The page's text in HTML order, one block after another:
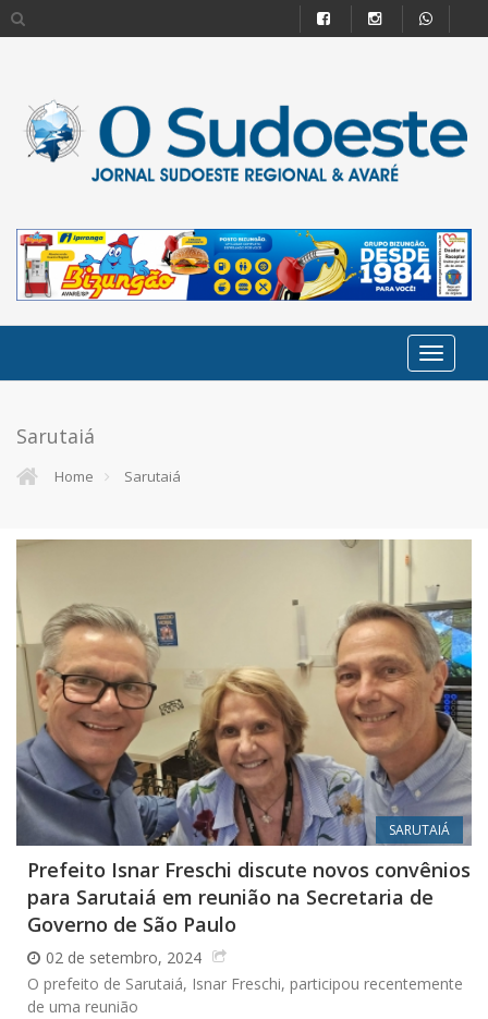
Sarutaiá
Home Sarutaiá
SARUTAIÁ
Prefeito Isnar Freschi discute novos convênios
para Sarutaiá em reunião na Secretaria de
Governo de São Paulo
02 de setembro, 2024
O prefeito de Sarutaiá, Isnar Freschi, participou recentemente
de uma reunião